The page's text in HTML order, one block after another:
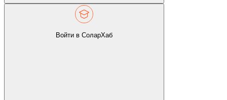
Войти в СоларХаб